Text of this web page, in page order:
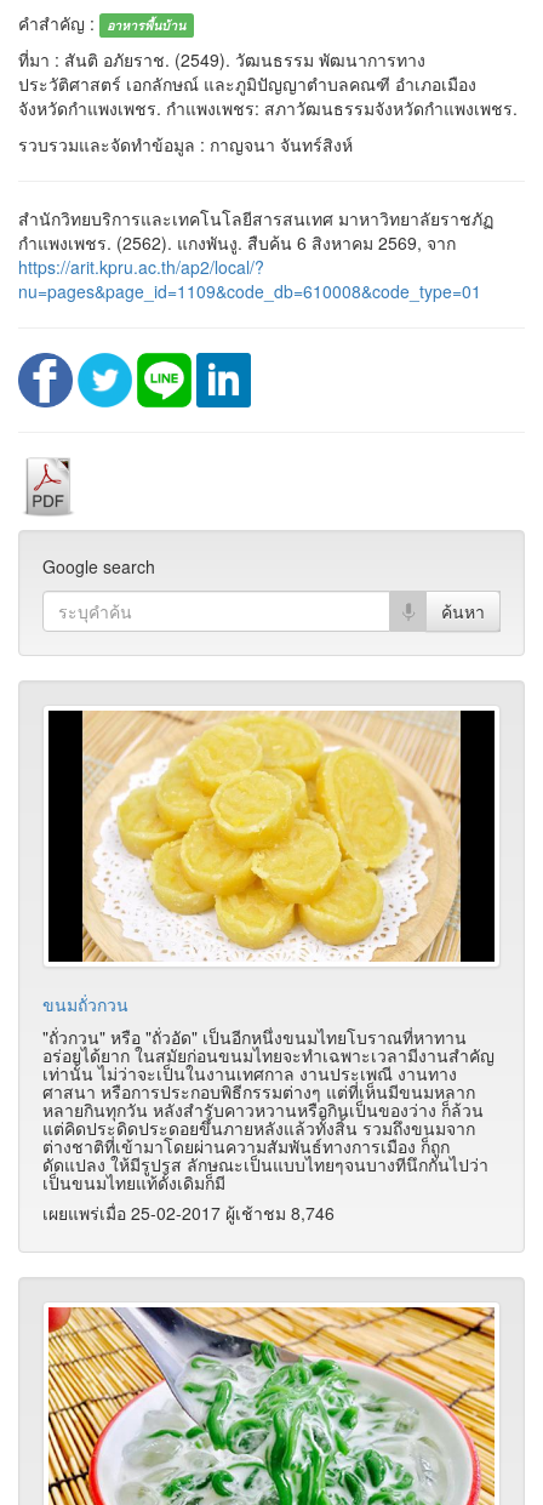
คำสำคัญ :
อาหารพื้นบ้าน
ที่มา : สันติ อภัยราช. (2549). วัฒนธรรม พัฒนาการทาง
ประวัติศาสตร์ เอกลักษณ์ และภูมิปัญญาตำบลคณฑี อำเภอเมือง
จังหวัดกำแพงเพชร. กำแพงเพชร: สภาวัฒนธรรมจังหวัดกำแพงเพชร.
รวบรวมและจัดทำข้อมูล : กาญจนา จันทร์สิงห์
สำนักวิทยบริการและเทคโนโลยีสารสนเทศ มาหาวิทยาลัยราชภัฏ
กำแพงเพชร. (2562). แกงพันงู. สืบค้น 6 สิงหาคม 2569, จาก
https://arit.kpru.ac.th/ap2/local/?
nu=pages&page_id=1109&code_db=610008&code_type=01
Google search
ขนมถั่วกวน
"ถั่วกวน" หรือ "ถั่วอัด" เป็นอีกหนึ่งขนมไทยโบราณที่หาทาน
อร่อยได้ยาก ในสมัยก่อนขนมไทยจะทำเฉพาะเวลามีงานสำคัญ
เท่านั้น ไม่ว่าจะเป็นในงานเทศกาล งานประเพณี งานทาง
ศาสนา หรือการประกอบพิธีกรรมต่างๆ แต่ที่เห็นมีขนมหลาก
หลายกินทุกวัน หลังสำรับคาวหวานหรือกินเป็นของว่าง ก็ล้วน
แต่คิดประดิดประดอยขึ้นภายหลังแล้วทั้งสิ้น รวมถึงขนมจาก
ต่างชาติที่เข้ามาโดยผ่านความสัมพันธ์ทางการเมือง ก็ถูก
ดัดแปลง ให้มีรูปรส ลักษณะเป็นแบบไทยๆจนบางทีนึกกันไปว่า
เป็นขนมไทยแท้ดั้งเดิมก็มี
เผยแพร่เมื่อ 25-02-2017 ผู้เช้าชม 8,746